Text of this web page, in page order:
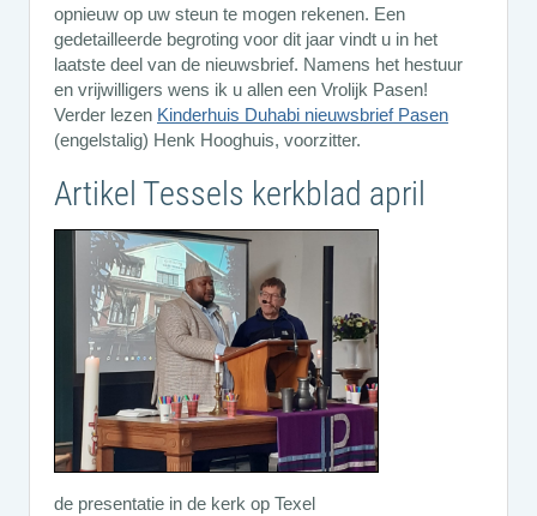
opnieuw op uw steun te mogen rekenen. Een
gedetailleerde begroting voor dit jaar vindt u in het
laatste deel van de nieuwsbrief. Namens het hestuur
en vrijwilligers wens ik u allen een Vrolijk Pasen!
Verder lezen Kinderhuis Duhabi nieuwsbrief Pasen
(engelstalig) Henk Hooghuis, voorzitter.
Artikel Tessels kerkblad april
de presentatie in de kerk op Texel